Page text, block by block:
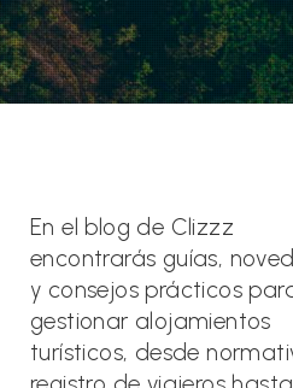
En el blog de Clizzz
encontrarás guías,
y consejos prácticos
gestionar alojamientos
turísticos, desde